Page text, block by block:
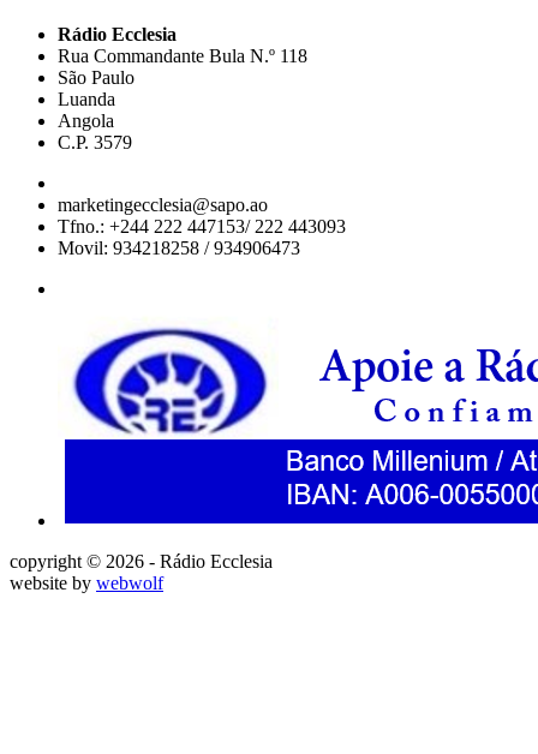
Rádio Ecclesia
Rua Commandante Bula N.º 118
São Paulo
Luanda
Angola
C.P. 3579
marketingecclesia@sapo.ao
Tfno.: +244 222 447153/ 222 443093
Movil: 934218258 / 934906473
copyright © 2026 - Rádio Ecclesia
website by webwolf